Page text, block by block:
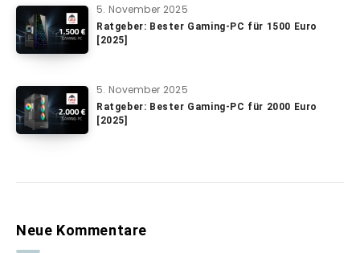
5. November 2025
Ratgeber: Bester Gaming-PC für 1500 Euro
[2025]
5. November 2025
Ratgeber: Bester Gaming-PC für 2000 Euro
[2025]
Neue Kommentare